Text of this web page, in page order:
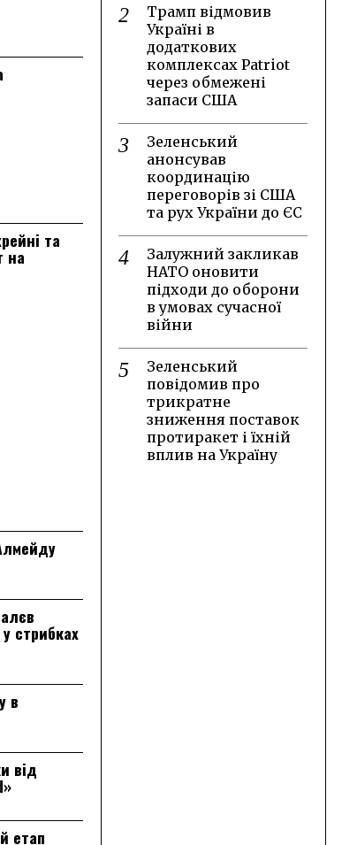
та
на
стрибках
в
від
етап
Трамп відмовив
Україні в
додаткових
комплексах Patriot
через обмежені
запаси США
Зеленський
анонсував
координацію
переговорів зі США
та рух України до ЄС
Залужний закликав
НАТО оновити
підходи до оборони
в умовах сучасної
війни
Зеленський
повідомив про
трикратне
зниження поставок
протиракет і їхній
вплив на Україну